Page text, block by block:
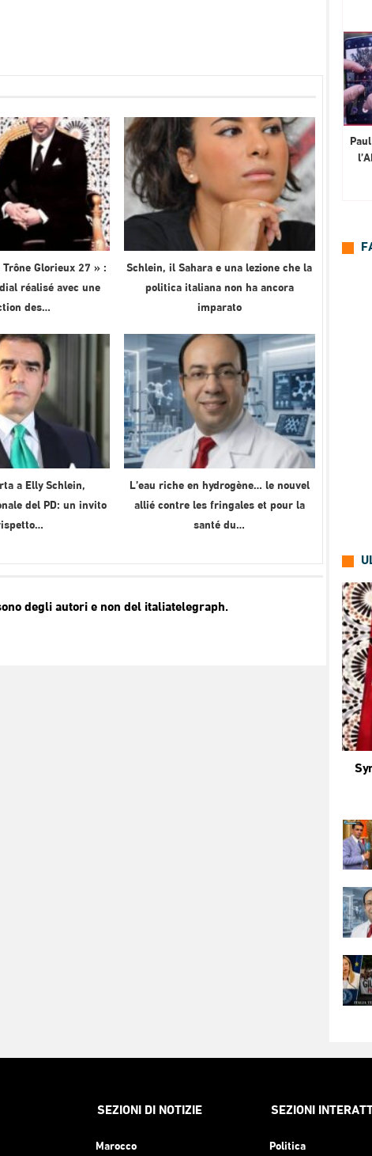
Glorieux 27 » :
réalisé avec une
des…
Schlein, il Sahara e una lezione che la
politica italiana non ha ancora
imparato
a Elly Schlein,
del PD: un invito
L’eau riche en hydrogène… le nouvel
allié contre les fringales et pour la
santé du…
degli autori e non del italiatelegraph.
SEZIONI DI NOTIZIE
Marocco
SEZIONI
Politica